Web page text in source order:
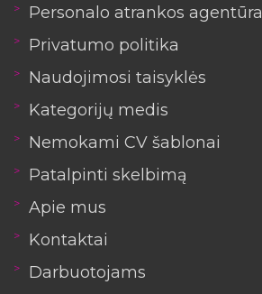
Personalo atrankos agentūra
Privatumo politika
Naudojimosi taisyklės
Kategorijų medis
Nemokami CV šablonai
Patalpinti skelbimą
Apie mus
Kontaktai
Darbuotojams